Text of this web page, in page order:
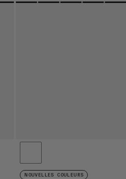
NOUVELLES COULEURS